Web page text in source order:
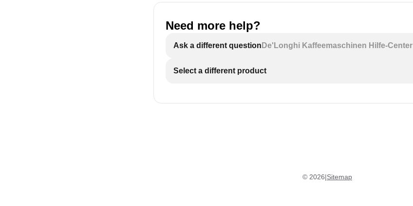
ECAM29X.6Y-ECAM29X.8Y EX:2:
Need more help?
Ask a different question De'Longhi Kaffeemaschinen Hilfe-Center
Select a different product
© 2026|Sitemap